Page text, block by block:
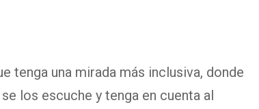
tenga una mirada más inclusiva, donde
los escuche y tenga en cuenta al